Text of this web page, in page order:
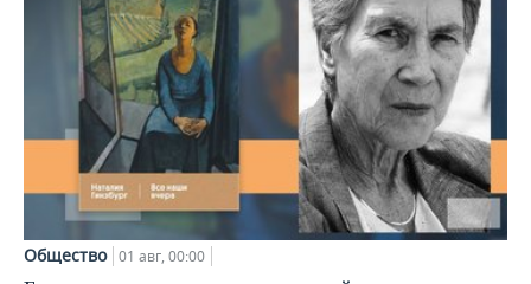
Общество 01 авг, 00:00